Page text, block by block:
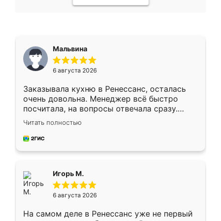
Мальвина
6 августа 2026
Заказывала кухню в Ренессанс, осталась
очень довольна. Менеджер всё быстро
посчитала, на вопросы отвечала сразу.
Замерщик приехал в субботу, подошёл к
делу со всей ответственностью. Собрали
за день, ребята работали аккуратно, даже
Читать полностью
Игорь М.
6 августа 2026
На самом деле в Ренессанс уже не первый